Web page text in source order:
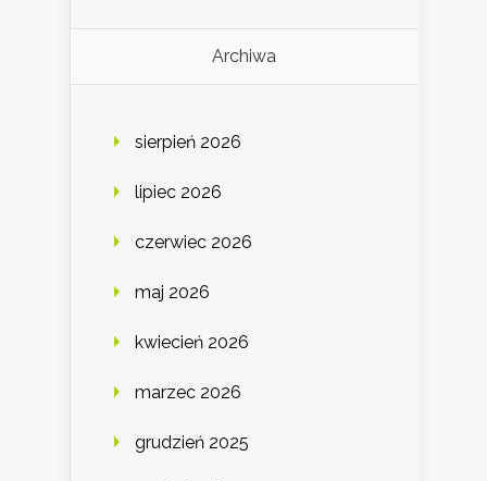
Archiwa
sierpień 2026
lipiec 2026
czerwiec 2026
maj 2026
kwiecień 2026
marzec 2026
grudzień 2025